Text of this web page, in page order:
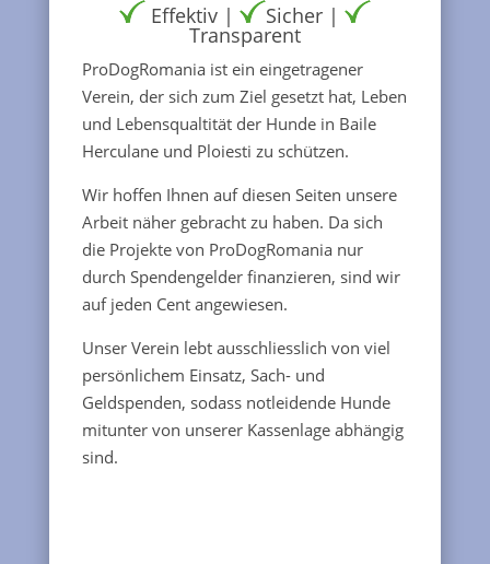
Effektiv | Sicher |
Transparent
ProDogRomania ist ein eingetragener
Verein, der sich zum Ziel gesetzt hat, Leben
und Lebensqualtität der Hunde in Baile
Herculane und Ploiesti zu schützen.
Wir hoffen Ihnen auf diesen Seiten unsere
Arbeit näher gebracht zu haben. Da sich
die Projekte von ProDogRomania nur
durch Spendengelder finanzieren, sind wir
auf jeden Cent angewiesen.
Unser Verein lebt ausschliesslich von viel
persönlichem Einsatz, Sach- und
Geldspenden, sodass notleidende Hunde
mitunter von unserer Kassenlage abhängig
sind.